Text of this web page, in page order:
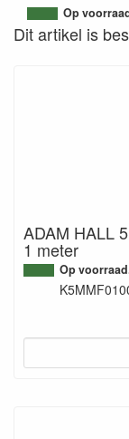
Op
Dit artikel is
ADAM HALL
1 meter
Op